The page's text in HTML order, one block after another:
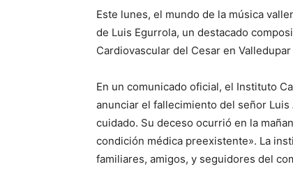
Este lunes, el mundo de la música
de Luis Egurrola, un destacado
Cardiovascular del Cesar en
En un comunicado oficial, el Instituto
anunciar el fallecimiento del señor
cuidado. Su deceso ocurrió en la
condición médica preexistente». La
familiares, amigos, y seguidores del